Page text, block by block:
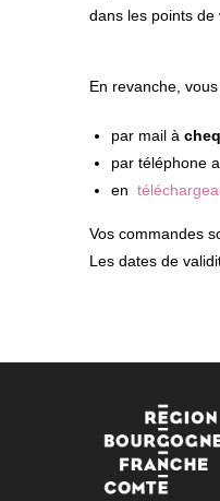
dans les points de
En revanche,
par mail à
par téléphone
en
Vos commandes
Les dates de